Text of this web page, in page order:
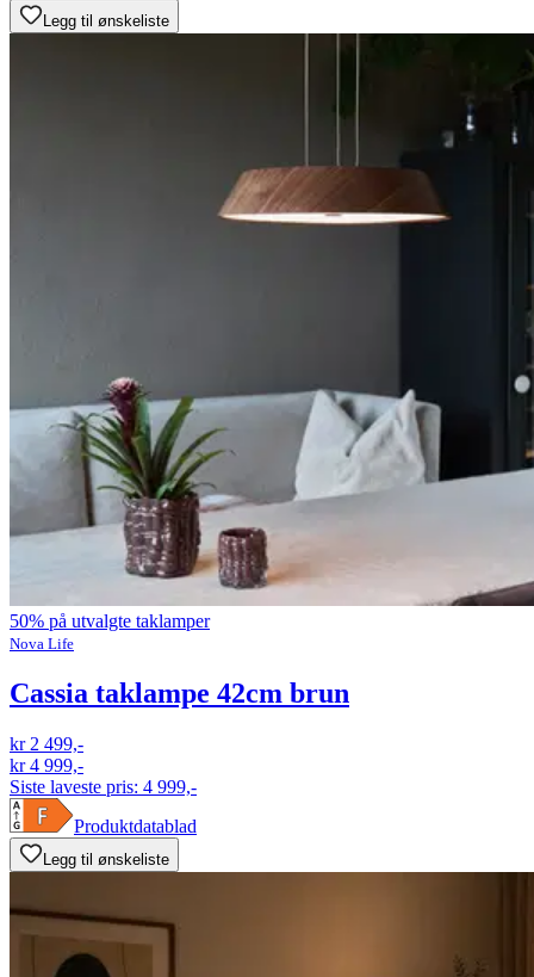
Legg til ønskeliste
50% på utvalgte taklamper
Nova Life
Cassia taklampe 42cm brun
kr 2 499,-
kr 4 999,-
Siste laveste pris: 4 999,-
Produktdatablad
Legg til ønskeliste